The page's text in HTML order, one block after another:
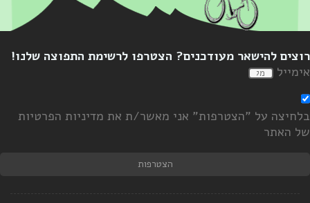
להישאר מעודכנים? הצטרפו לרשימת התפוצה שלנו!
על "הצטרפות" אני מאשר/ת את מדיניות הפרטיות
האתר
הצטרפות